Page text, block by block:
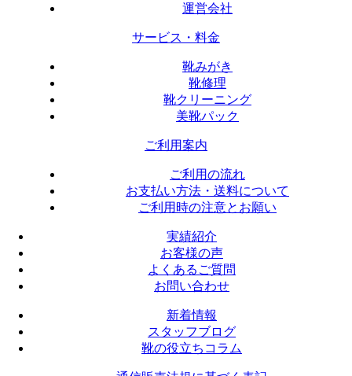
運営会社
サービス・料金
靴みがき
靴修理
靴クリーニング
美靴パック
ご利用案内
ご利用の流れ
お支払い方法・送料について
ご利用時の注意とお願い
実績紹介
お客様の声
よくあるご質問
お問い合わせ
新着情報
スタッフブログ
靴の役立ちコラム